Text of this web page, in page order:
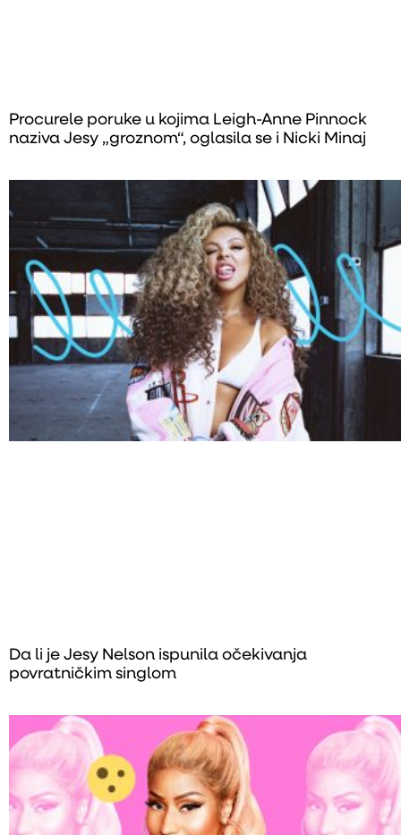
Procurele poruke u kojima Leigh-Anne Pinnock
naziva Jesy „groznom“, oglasila se i Nicki Minaj
Da li je Jesy Nelson ispunila očekivanja
povratničkim singlom